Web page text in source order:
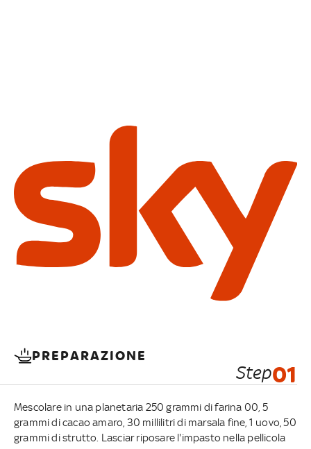
PREPARAZIONE
Step01
Mescolare in una planetaria 250 grammi di farina 00, 5
grammi di cacao amaro, 30 millilitri di marsala fine, 1 uovo, 50
grammi di strutto. Lasciar riposare l'impasto nella pellicola